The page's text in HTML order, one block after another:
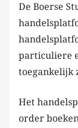
De Boerse
particuliere
toegankelijk
Het
order